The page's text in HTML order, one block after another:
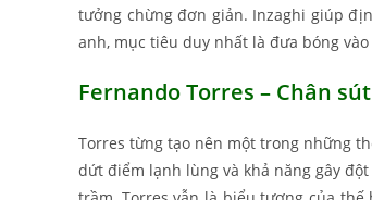
tưởng chừng đơn giản. Inzaghi giúp
anh, mục tiêu duy nhất là đưa bóng
Fernando Torres – Chân
Torres từng tạo nên một trong những
dứt điểm lạnh lùng và khả năng gây